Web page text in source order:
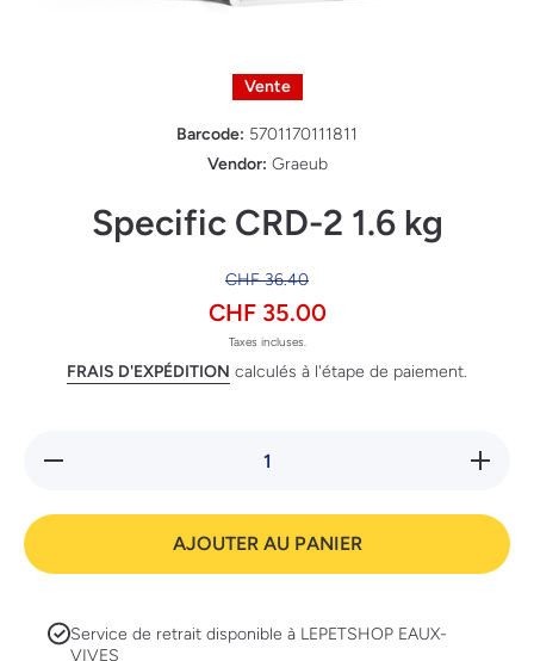
Vente
Barcode: 5701170111811
Vendor: Graeub
Specific CRD-2 1.6 kg
CHF 36.40
CHF 35.00
Taxes incluses.
FRAIS D'EXPÉDITION calculés à l'étape de paiement.
Réduire
la
CRD-2
kg
AJOUTER AU PANIER
Service de retrait disponible à LEPETSHOP EAUX-
VIVES